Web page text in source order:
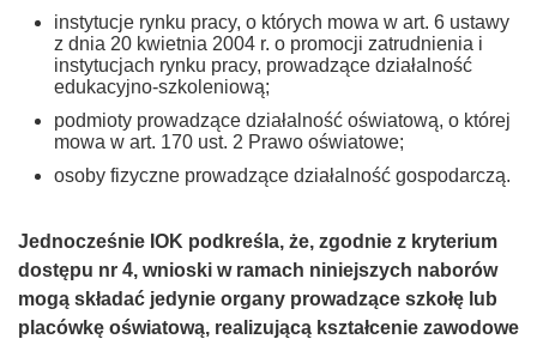
instytucje rynku pracy, o których mowa w art. 6 ustawy
z dnia 20 kwietnia 2004 r. o promocji zatrudnienia i
instytucjach rynku pracy, prowadzące działalność
edukacyjno-szkoleniową;
podmioty prowadzące działalność oświatową, o której
mowa w art. 170 ust. 2 Prawo oświatowe;
osoby fizyczne prowadzące działalność gospodarczą.
Jednocześnie IOK podkreśla, że, zgodnie z kryterium
dostępu nr 4, wnioski w ramach niniejszych naborów
mogą składać jedynie organy prowadzące szkołę lub
placówkę oświatową, realizującą kształcenie zawodowe